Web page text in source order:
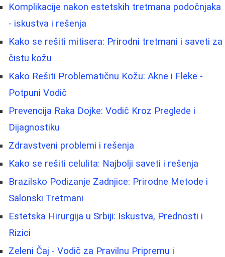
Komplikacije nakon estetskih tretmana podočnjaka
- iskustva i rešenja
Kako se rešiti mitisera: Prirodni tretmani i saveti za
čistu kožu
Kako Rešiti Problematičnu Kožu: Akne i Fleke -
Potpuni Vodič
Prevencija Raka Dojke: Vodič Kroz Preglede i
Dijagnostiku
Zdravstveni problemi i rešenja
Kako se rešiti celulita: Najbolji saveti i rešenja
Brazilsko Podizanje Zadnjice: Prirodne Metode i
Salonski Tretmani
Estetska Hirurgija u Srbiji: Iskustva, Prednosti i
Rizici
Zeleni Čaj - Vodič za Pravilnu Pripremu i